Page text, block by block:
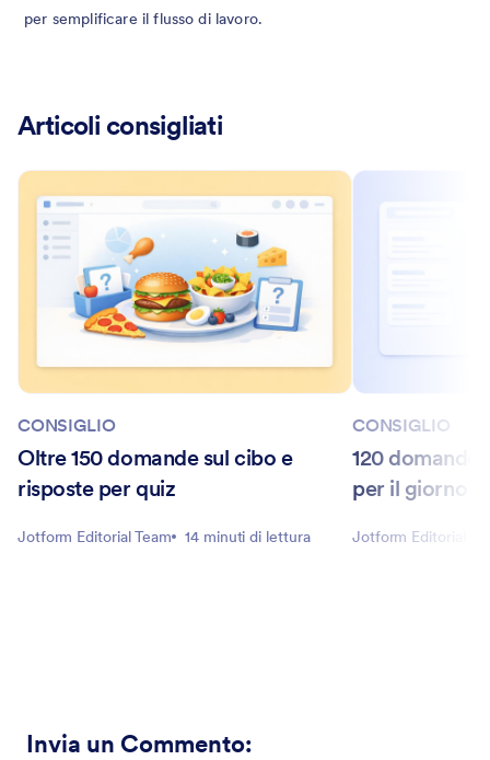
per semplificare il flusso di lavoro.
Articoli consigliati
CONSIGLIO
Oltre 150 domande sul cibo e
risposte per quiz
Jotform Editorial Team 14 minuti di lettura
CONSIGLIO
120 domande
per il giorno
Jotform Editorial
Invia un Commento: